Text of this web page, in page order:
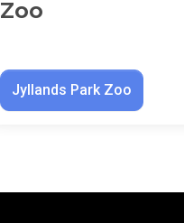
Zoo
Jyllands Park Zoo